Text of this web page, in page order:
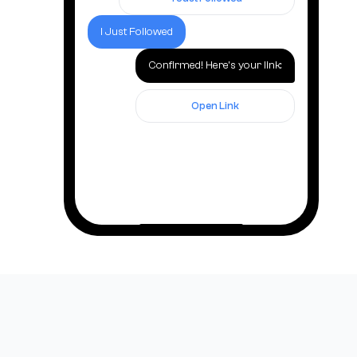
I Just Followed
Confirmed! Here's your link:
Open Link